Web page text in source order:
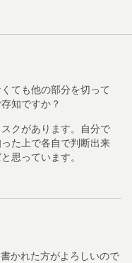
ても他の部分を切って
知ですか？
クがあります。自分で
た上で各自で判断出来
思っています。
かれた方がよろしいので